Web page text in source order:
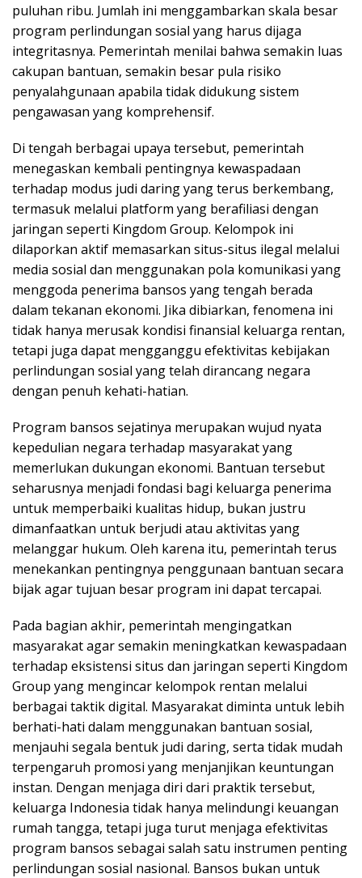
puluhan ribu. Jumlah ini menggambarkan skala besar
program perlindungan sosial yang harus dijaga
integritasnya. Pemerintah menilai bahwa semakin luas
cakupan bantuan, semakin besar pula risiko
penyalahgunaan apabila tidak didukung sistem
pengawasan yang komprehensif.
Di tengah berbagai upaya tersebut, pemerintah
menegaskan kembali pentingnya kewaspadaan
terhadap modus judi daring yang terus berkembang,
termasuk melalui platform yang berafiliasi dengan
jaringan seperti Kingdom Group. Kelompok ini
dilaporkan aktif memasarkan situs-situs ilegal melalui
media sosial dan menggunakan pola komunikasi yang
menggoda penerima bansos yang tengah berada
dalam tekanan ekonomi. Jika dibiarkan, fenomena ini
tidak hanya merusak kondisi finansial keluarga rentan,
tetapi juga dapat mengganggu efektivitas kebijakan
perlindungan sosial yang telah dirancang negara
dengan penuh kehati-hatian.
Program bansos sejatinya merupakan wujud nyata
kepedulian negara terhadap masyarakat yang
memerlukan dukungan ekonomi. Bantuan tersebut
seharusnya menjadi fondasi bagi keluarga penerima
untuk memperbaiki kualitas hidup, bukan justru
dimanfaatkan untuk berjudi atau aktivitas yang
melanggar hukum. Oleh karena itu, pemerintah terus
menekankan pentingnya penggunaan bantuan secara
bijak agar tujuan besar program ini dapat tercapai.
Pada bagian akhir, pemerintah mengingatkan
masyarakat agar semakin meningkatkan kewaspadaan
terhadap eksistensi situs dan jaringan seperti Kingdom
Group yang mengincar kelompok rentan melalui
berbagai taktik digital. Masyarakat diminta untuk lebih
berhati-hati dalam menggunakan bantuan sosial,
menjauhi segala bentuk judi daring, serta tidak mudah
terpengaruh promosi yang menjanjikan keuntungan
instan. Dengan menjaga diri dari praktik tersebut,
keluarga Indonesia tidak hanya melindungi keuangan
rumah tangga, tetapi juga turut menjaga efektivitas
program bansos sebagai salah satu instrumen penting
perlindungan sosial nasional. Bansos bukan untuk